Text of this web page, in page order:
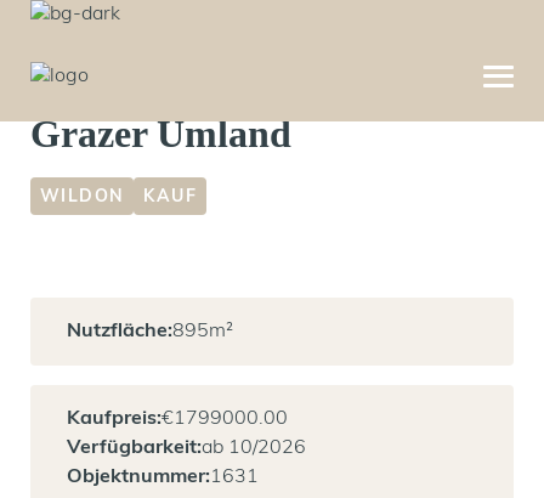
Moderne Neubauhalle im
Grazer Umland
WILDON KAUF
Nutzfläche:895m²
Kaufpreis:€1799000.00
Verfügbarkeit:ab 10/2026
Objektnummer:1631